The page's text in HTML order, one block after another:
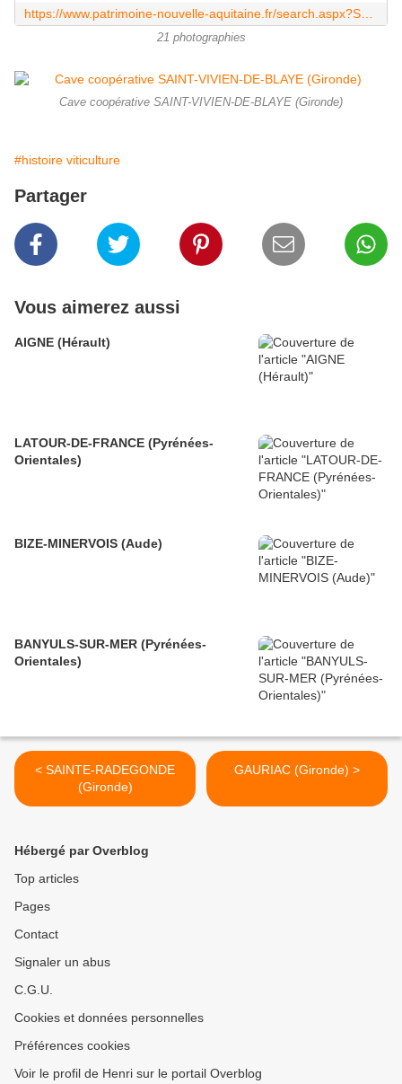
21 photographies
Cave coopérative SAINT-VIVIEN-DE-BLAYE (Gironde)
#histoire viticulture
Partager
Vous aimerez aussi
AIGNE (Hérault)
LATOUR-DE-FRANCE (Pyrénées-
Orientales)
BIZE-MINERVOIS (Aude)
BANYULS-SUR-MER (Pyrénées-
Orientales)
< SAINTE-RADEGONDE
(Gironde)
GAURIAC (Gironde) >
Hébergé par Overblog
Top articles
Pages
Contact
Signaler un abus
C.G.U.
Cookies et données personnelles
Préférences cookies
Voir le profil de Henri sur le portail Overblog